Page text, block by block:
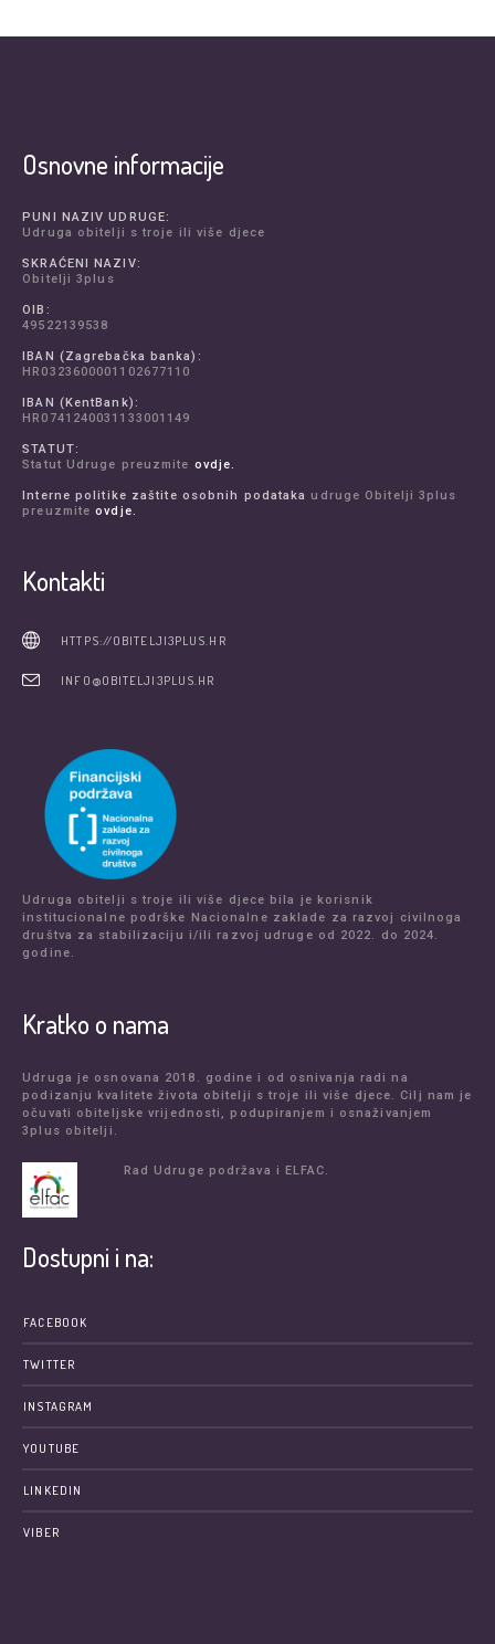
Osnovne informacije
PUNI NAZIV UDRUGE:
Udruga obitelji s troje ili više djece
SKRAĆENI NAZIV:
Obitelji 3plus
OIB:
49522139538
IBAN (Zagrebačka banka):
HR0323600001102677110
IBAN (KentBank):
HR0741240031133001149
STATUT:
Statut Udruge preuzmite ovdje.
Interne politike zaštite osobnih podataka udruge Obitelji 3plus
preuzmiteovdje.
Kontakti
HTTPS://OBITELJI3PLUS.HR
INFO@OBITELJI3PLUS.HR
Udruga obitelji s troje ili više djece bila je korisnik
institucionalne podrške Nacionalne zaklade za razvoj civilnoga
društva za stabilizaciju i/ili razvoj udruge od 2022. do 2024.
godine.
Kratko o nama
Udruga je osnovana 2018. godine i od osnivanja radi na
podizanju kvalitete života obitelji s troje ili više djece. Cilj nam je
očuvati obiteljske vrijednosti, podupiranjem i osnaživanjem
3plus obitelji.
Rad Udruge podržava i ELFAC.
Dostupni i na:
FACEBOOK
TWITTER
INSTAGRAM
YOUTUBE
LINKEDIN
VIBER